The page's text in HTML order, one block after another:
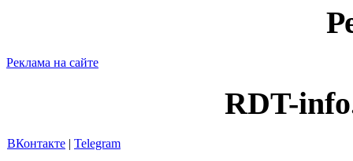
Реклама на сайте
RDT-
ВКонтакте | Telegram